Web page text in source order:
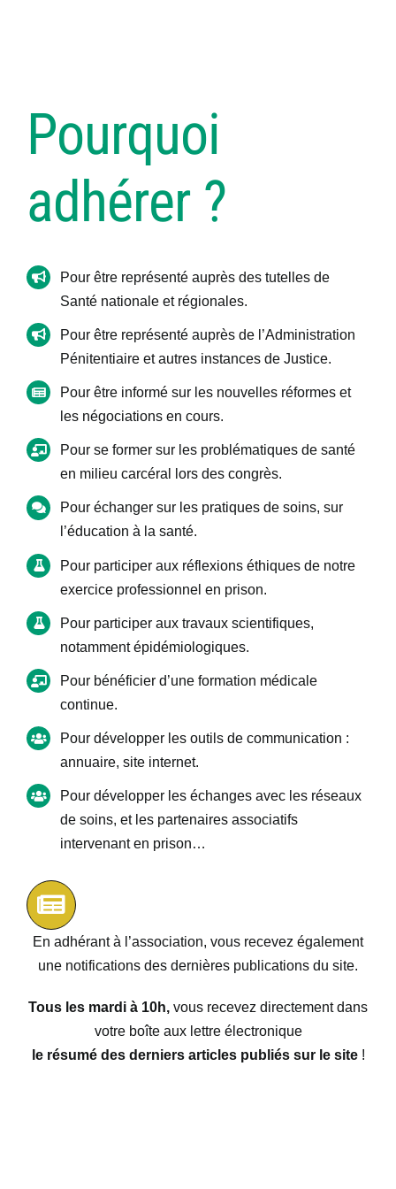
Boîte à outils
Offre d’emploi
Contact
Connexion
Pourquoi
adhérer ?
Pour être représenté auprès des tutelles de
Santé nationale et régionales.
Pour être représenté auprès de l’Administration
Pénitentiaire et autres instances de Justice.
Pour être informé sur les nouvelles réformes et
les négociations en cours.
Pour se former sur les problématiques de santé
en milieu carcéral lors des congrès.
Pour échanger sur les pratiques de soins, sur
l’éducation à la santé.
Pour participer aux réflexions éthiques de notre
exercice professionnel en prison.
Pour participer aux travaux scientifiques,
notamment épidémiologiques.
Pour bénéficier d’une formation médicale
continue.
Pour développer les outils de communication :
annuaire, site internet.
Pour développer les échanges avec les réseaux
de soins, et les partenaires associatifs
intervenant en prison…
En adhérant à l’association, vous recevez également
une notifications des dernières publications du site.
Tous les mardi à 10h, vous recevez directement dans
votre boîte aux lettre électronique
le résumé des derniers articles publiés sur le site!